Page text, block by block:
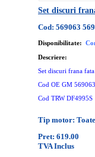
Set discuri
Cod: 569063
Disponibilitate:
Descriere:
Set discuri frana
Cod OE GM
Cod TRW DF4995S
Tip motor: Toate
Pret: 619.00
TVA Inclus